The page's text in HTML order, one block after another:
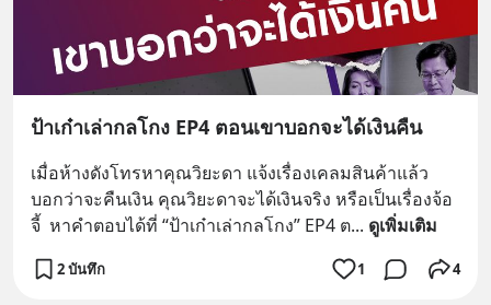
ป้าเก๋าเล่ากลโกง EP4 ตอนเขาบอกจะได้เงินคืน
เมื่อห้างดังโทรหาคุณวิยะดา แจ้งเรื่องเคลมสินค้าแล้ว
บอกว่าจะคืนเงิน คุณวิยะดาจะได้เงินจริง หรือเป็นเรื่องจ้อ
จี้  หาคำตอบได้ที่ “ป้าเก๋าเล่ากลโกง” EP4 ต... ดูเพิ่มเติม
2 บันทึก 1 4